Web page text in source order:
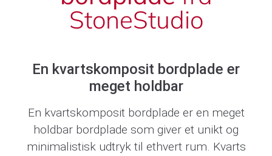
StoneStudio
En kvartskomposit bordplade er
meget holdbar
En kvartskomposit bordplade er en meget
holdbar bordplade som giver et unikt og
minimalistisk udtryk til ethvert rum. Kvarts